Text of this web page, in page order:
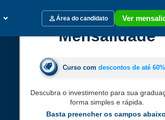
Área do candidato Ver
Mensalidade
Curso com descontos de até 60%
Descubra o investimento para sua
forma simples e rápida.
Basta preencher os campos